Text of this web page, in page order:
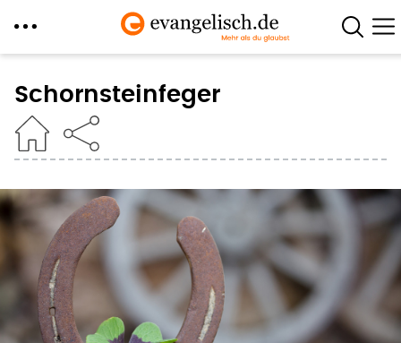
zum
Inhalt
Schornsteinfeger